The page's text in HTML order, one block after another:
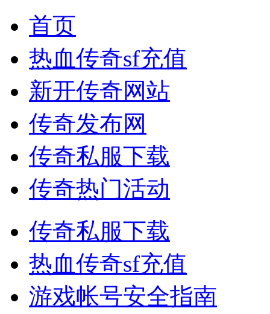
首页
热血传奇sf充值
新开传奇网站
传奇发布网
传奇私服下载
传奇热门活动
传奇私服下载
热血传奇sf充值
游戏帐号安全指南